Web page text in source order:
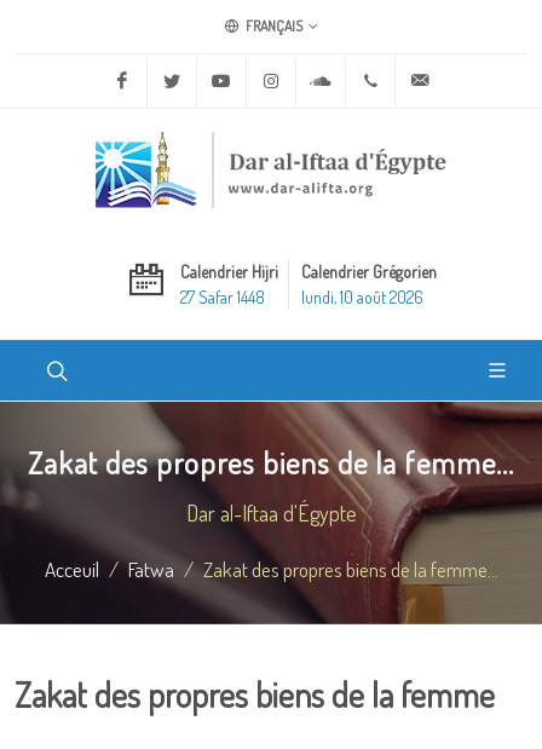
FRANÇAIS
Facebook Twitter Youtube Instagram Soundcloud+20 2 25970400
Calendrier Hijri
27 Safar 1448
Calendrier Grégorien
lundi, 10 août 2026
Zakat des propres biens de la femme...
Dar al-Iftaa d'Égypte
Acceuil Fatwa Zakat des propres biens de la femme...
Zakat des propres biens de la femme